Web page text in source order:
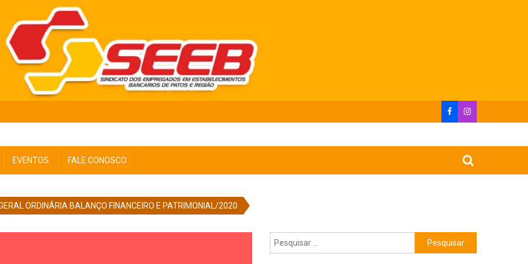
EVENTOS FALE CONOSCO
ORDINÁRIA BALANÇO FINANCEIRO E PATRIMONIAL/2020
Pesquisar
por: